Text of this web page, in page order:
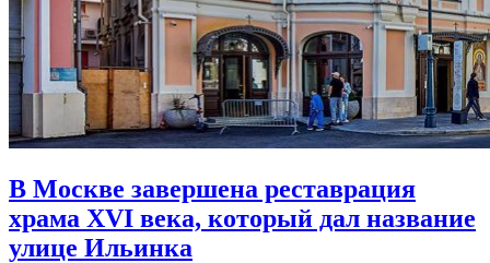
В Москве завершена реставрация
храма XVI века, который дал название
улице Ильинка